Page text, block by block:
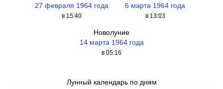
27 февраля 1964 года
в 15:40
6 марта 1964 года
в 13:03
Новолуние
14 марта 1964 года
в 05:16
Лунный календарь по дням